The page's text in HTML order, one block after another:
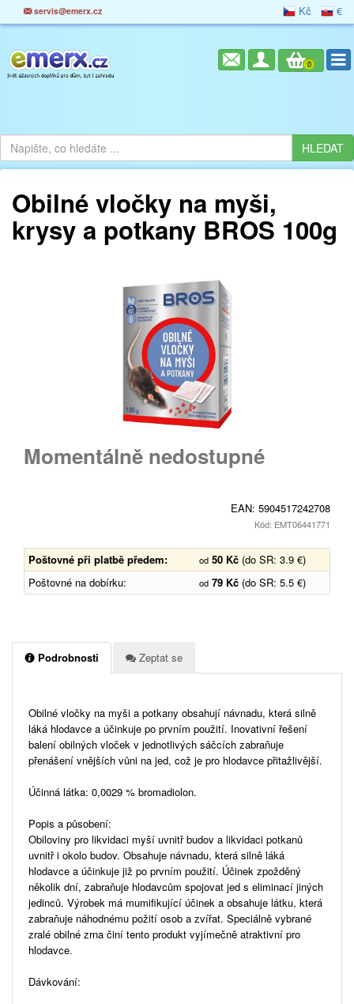
servis@emerx.cz Kč €
0
Obilné vločky na myši,
krysy a potkany BROS 100g
Momentálně nedostupné
EAN: 5904517242708
Kód: EMT06441771
Poštovné při platbě předem: od 50 Kč (do SR: 3.9 €)
Poštovné na dobírku:
od 79 Kč (do SR: 5.5 €)
Podrobnosti Zeptat se
Obilné vločky na myši a potkany obsahují návnadu, která silně
láká hlodavce a účinkuje po prvním použití. Inovativní řešení
balení obilných vloček v jednotlivých sáčcích zabraňuje
přenášení vnějších vůni na jed, což je pro hlodavce přitažlivější.
Účinná látka: 0,0029 % bromadiolon.
Popis a působení:
Obiloviny pro likvidaci myší uvnitř budov a likvidaci potkanů
uvnitř i okolo budov. Obsahuje návnadu, která silně láká
hlodavce a účinkuje již po prvním použití. Účinek zpožděný
několik dní, zabraňuje hlodavcům spojovat jed s eliminací jiných
jedinců. Výrobek má mumifikující účinek a obsahuje látku, která
zabraňuje náhodnému požití osob a zvířat. Speciálně vybrané
zralé obilné zrna činí tento produkt vyjímečně atraktivní pro
hlodavce.
Dávkování: